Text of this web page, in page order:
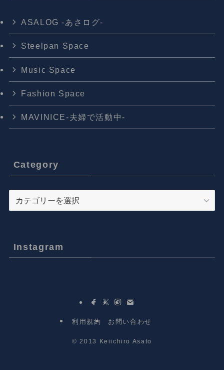
ASALOG -あさログ-
Steelpan Space
Music Space
Fashion Space
MAVINICE-夫婦で活動中-
Category
Category
Instagram
利用規約 お問い合わせ
© 2013 Keiichiro Asato